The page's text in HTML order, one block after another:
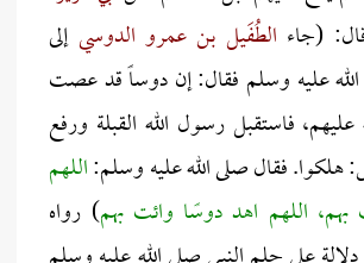
(جاء الطُفَيل بن عمرو الدوسي إلى
عليه وسلم فقال: إن دوساً قد عصت
عليهم، فاستقبل رسول الله القبلة ورفع
هلكوا. فقال صلى الله عليه وسلم:اللهم
اللهم اهد دوسًا وائت بهم) رواه